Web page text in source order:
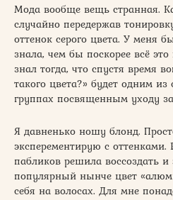
Мода вообще вещь странная.
случайно передержав
оттенок серого цвета. У меня
знала, чем бы поскорее всё
знал тогда, что спустя время
такого цвета?» будет одним
группах посвященным уходу
Я давненько ношу блонд.
эксперементирую с
пабликов решила воссоздать
популярный нынче цвет
себя на волосах. Для мне